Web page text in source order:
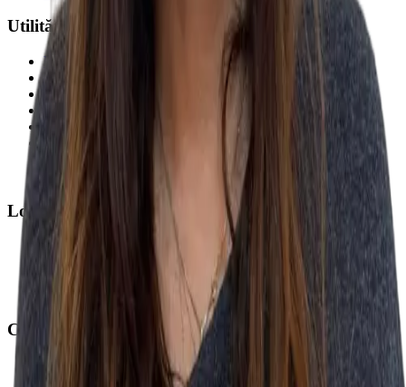
Utilități
Programare
Ghid consultații CAS
Emsella
Recuperare medicală
Calculatoare de sănătate
Asistent AI
Locații
Toate clinicile
Toate zonele
Clinica Prevencia Alunișului
Clinica Prevencia Fundeni
Contact
Clinica Prevencia Alunișului